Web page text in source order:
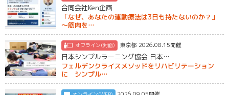
合同会社Ken企画
「なぜ、あなたの運動療法は3日も持たないのか？」
～筋肉を…
オフライン(対面) 東京都 2026.08.15開催
日本シンプルラーニング協会 日本…
フェルデンクライスメソッドをリハビリテーション
に シンプル…